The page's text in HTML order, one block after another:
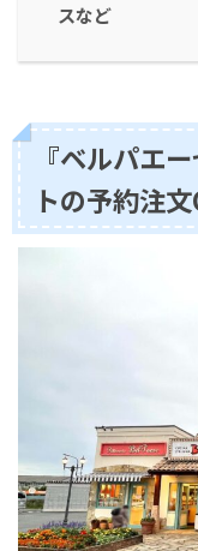
スなど
『ベルパエ
トの予約注文